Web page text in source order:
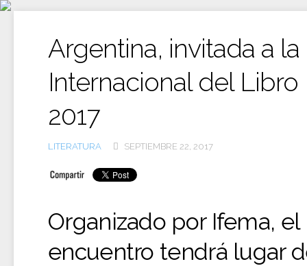
Ir
Argentina, invitada a la
Internacional del Libro
2017
LITERATURA SEPTIEMBRE 22, 2017
Organizado por Ifema, el
encuentro tendrá lugar